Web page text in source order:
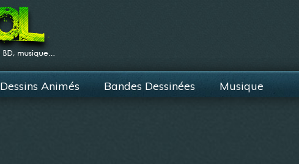
Dessins Animés Bandes Dessinées Musique